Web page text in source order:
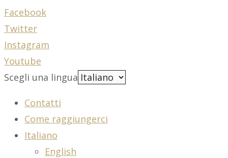
Facebook
Twitter
Instagram
Youtube
Scegli una lingua
Contatti
Come raggiungerci
Italiano
English